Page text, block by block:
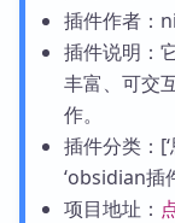
插件作者：
插件说明：
丰富、可交
作。
插件分类：[‘
‘obsidian插
项目地址：